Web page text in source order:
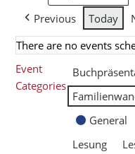
Previous
Today
There are no events
Event
Categories
General
Lesung